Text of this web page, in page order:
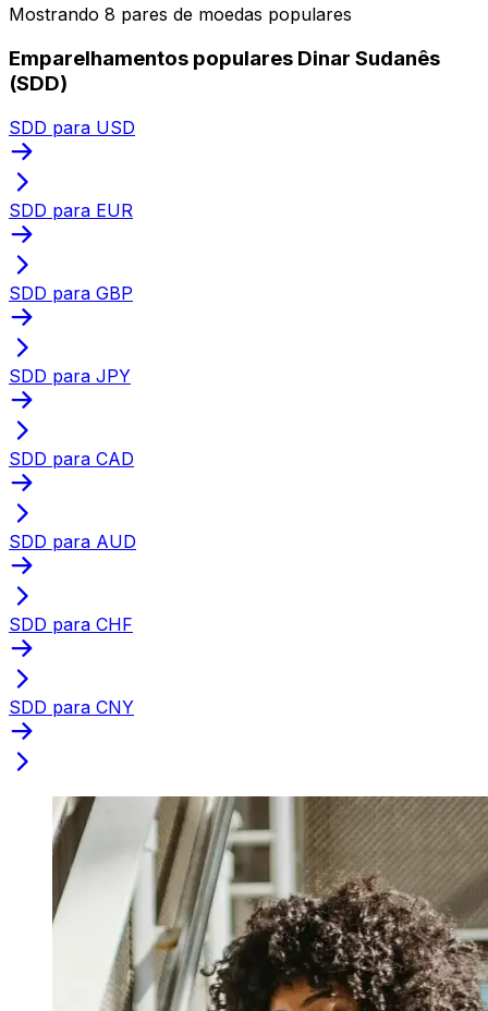
Mostrando 8 pares de moedas populares
Emparelhamentos populares Dinar Sudanês
(SDD)
SDD para USD
SDD para EUR
SDD para GBP
SDD para JPY
SDD para CAD
SDD para AUD
SDD para CHF
SDD para CNY